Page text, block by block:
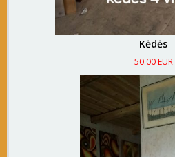
Kėdės
50.00 EUR